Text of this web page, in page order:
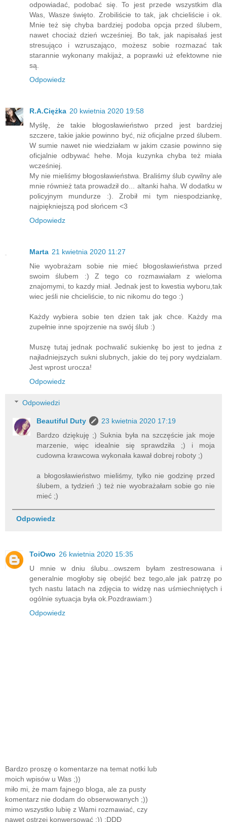
odpowiadać, podobać się. To jest przede wszystkim dla
Was, Wasze święto. Zrobiliście to tak, jak chcieliście i ok.
Mnie też się chyba bardziej podoba opcja przed ślubem,
nawet chociaż dzień wcześniej. Bo tak, jak napisałaś jest
stresująco i wzruszająco, możesz sobie rozmazać tak
starannie wykonany makijaż, a poprawki uż efektowne nie
są.
Odpowiedz
R.A.Ciężka 20 kwietnia 2020 19:58
Myślę, że takie błogosławieństwo przed jest bardziej
szczere, takie jakie powinno być, niż oficjalne przed ślubem.
W sumie nawet nie wiedziałam w jakim czasie powinno się
oficjalnie odbywać hehe. Moja kuzynka chyba też miała
wcześniej.
My nie mieliśmy błogosławieństwa. Braliśmy ślub cywilny ale
mnie również tata prowadził do... altanki haha. W dodatku w
policyjnym mundurze :). Zrobił mi tym niespodziankę,
najpiękniejszą pod słońcem <3
Odpowiedz
Marta 21 kwietnia 2020 11:27
Nie wyobrażam sobie nie mieć błogosławieństwa przed
swoim ślubem :) Z tego co rozmawiałam z wieloma
znajomymi, to kazdy miał. Jednak jest to kwestia wyboru,tak
wiec jeśli nie chcieliście, to nic nikomu do tego :)
Każdy wybiera sobie ten dzien tak jak chce. Każdy ma
zupełnie inne spojrzenie na swój ślub :)
Muszę tutaj jednak pochwalić sukienkę bo jest to jedna z
najładniejszych sukni slubnych, jakie do tej pory wydzialam.
Jest wprost urocza!
Odpowiedz
Odpowiedzi
Beautiful Duty
23 kwietnia 2020 17:19
Bardzo dziękuję ;) Suknia była na szczęście jak moje
marzenie, więc idealnie się sprawdziła ;) i moja
cudowna krawcowa wykonała kawał dobrej roboty ;)
a błogosławieństwo mieliśmy, tylko nie godzinę przed
ślubem, a tydzień ;) też nie wyobrażałam sobie go nie
mieć ;)
Odpowiedz
ToiOwo 26 kwietnia 2020 15:35
U mnie w dniu ślubu...owszem byłam zestresowana i
generalnie mogłoby się obejść bez tego,ale jak patrzę po
tych nastu latach na zdjęcia to widzę nas uśmiechniętych i
ogólnie sytuacja była ok.Pozdrawiam:)
Odpowiedz
Bardzo proszę o komentarze na temat notki lub
moich wpisów u Was ;))
miło mi, że mam fajnego bloga, ale za pusty
komentarz nie dodam do obserwowanych ;))
mimo wszystko lubię z Wami rozmawiać, czy
nawet ostrzej konwersować ;)) :DDD